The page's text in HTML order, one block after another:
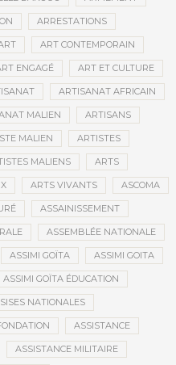
ARRESTATIONS
ART CONTEMPORAIN
ENGAGÉ ART ET CULTURE
ARTISANAT AFRICAIN
MALIEN ARTISANS
MALIEN ARTISTES
MALIENS ARTS
ARTS VIVANTS ASCOMA
ASSAINISSEMENT
ASSEMBLÉE NATIONALE
ASSIMI GOÏTA ASSIMI GOITA
ASSIMI GOÏTA ÉDUCATION
NATIONALES
ASSISTANCE
ASSISTANCE MILITAIRE